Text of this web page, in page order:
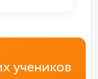
учеников